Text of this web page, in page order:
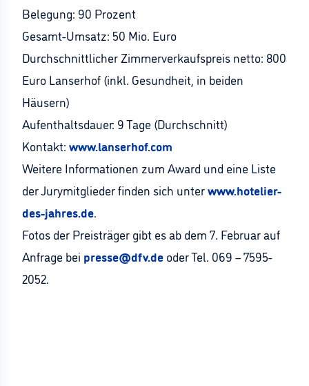
Belegung: 90 Prozent
Gesamt-Umsatz: 50 Mio. Euro
Durchschnittlicher Zimmerverkaufspreis netto: 800
Euro Lanserhof (inkl. Gesundheit, in beiden
Häusern)
Aufenthaltsdauer: 9 Tage (Durchschnitt)
Kontakt: www.lanserhof.com
Weitere Informationen zum Award und eine Liste
der Jurymitglieder finden sich unterwww.hotelier-
des-jahres.de.
Fotos der Preisträger gibt es ab dem 7. Februar auf
Anfrage bei presse@dfv.de oder Tel. 069 – 7595-
2052.